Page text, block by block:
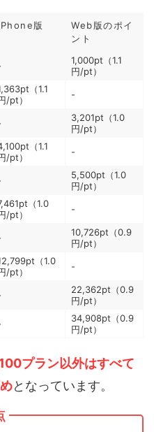
版
Web版のポイ
ント
1,000pt（1.1
円/pt）
（1.1
/pt）
-
3,201pt（1.0
円/pt）
（1.1
/pt）
-
5,500pt（1.0
円/pt）
（1.0
/pt）
-
10,726pt（0.9
円/pt）
（1.0
/pt）
-
22,362pt（0.9
円/pt）
34,908pt（0.9
円/pt）
プラン以外はすべて
となっています。